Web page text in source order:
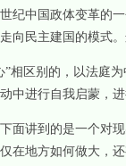
纪中国政体变革的
向民主建国的模式
相区别的，以法庭
中进行自我启蒙，
面讲到的是一个对
在地方如何做大，